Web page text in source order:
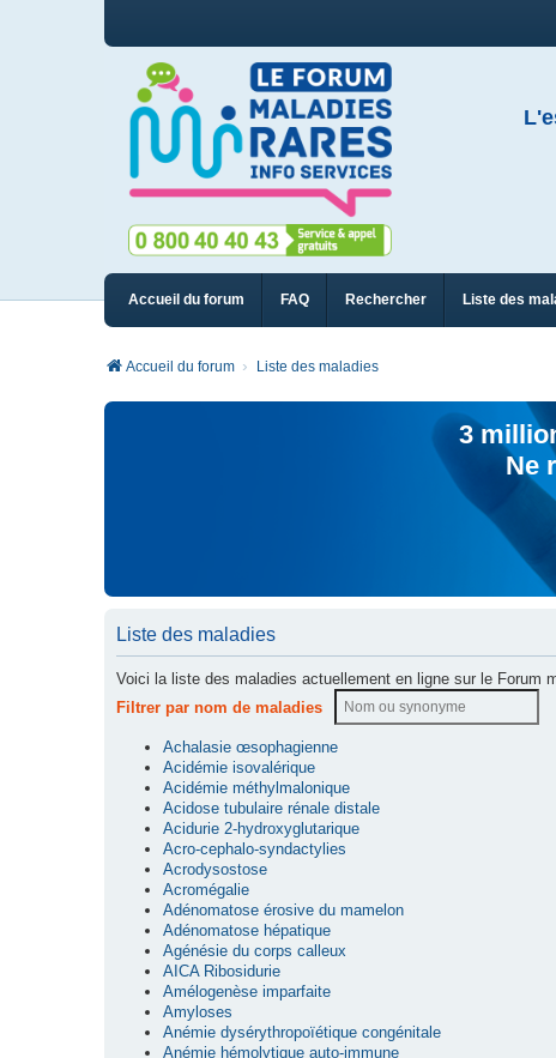
Accueil du forum FAQ Rechercher Liste des
Accueil du forum Liste des maladies
3
Ne
Liste des maladies
Voici la liste des maladies actuellement en ligne sur le Forum
Filtrer par nom de maladies
Achalasie œsophagienne
Acidémie isovalérique
Acidémie méthylmalonique
Acidose tubulaire rénale distale
Acidurie 2-hydroxyglutarique
Acro-cephalo-syndactylies
Acrodysostose
Acromégalie
Adénomatose érosive du mamelon
Adénomatose hépatique
Agénésie du corps calleux
AICA Ribosidurie
Amélogenèse imparfaite
Amyloses
Anémie dysérythropoïétique congénitale
Anémie hémolytique auto-immune